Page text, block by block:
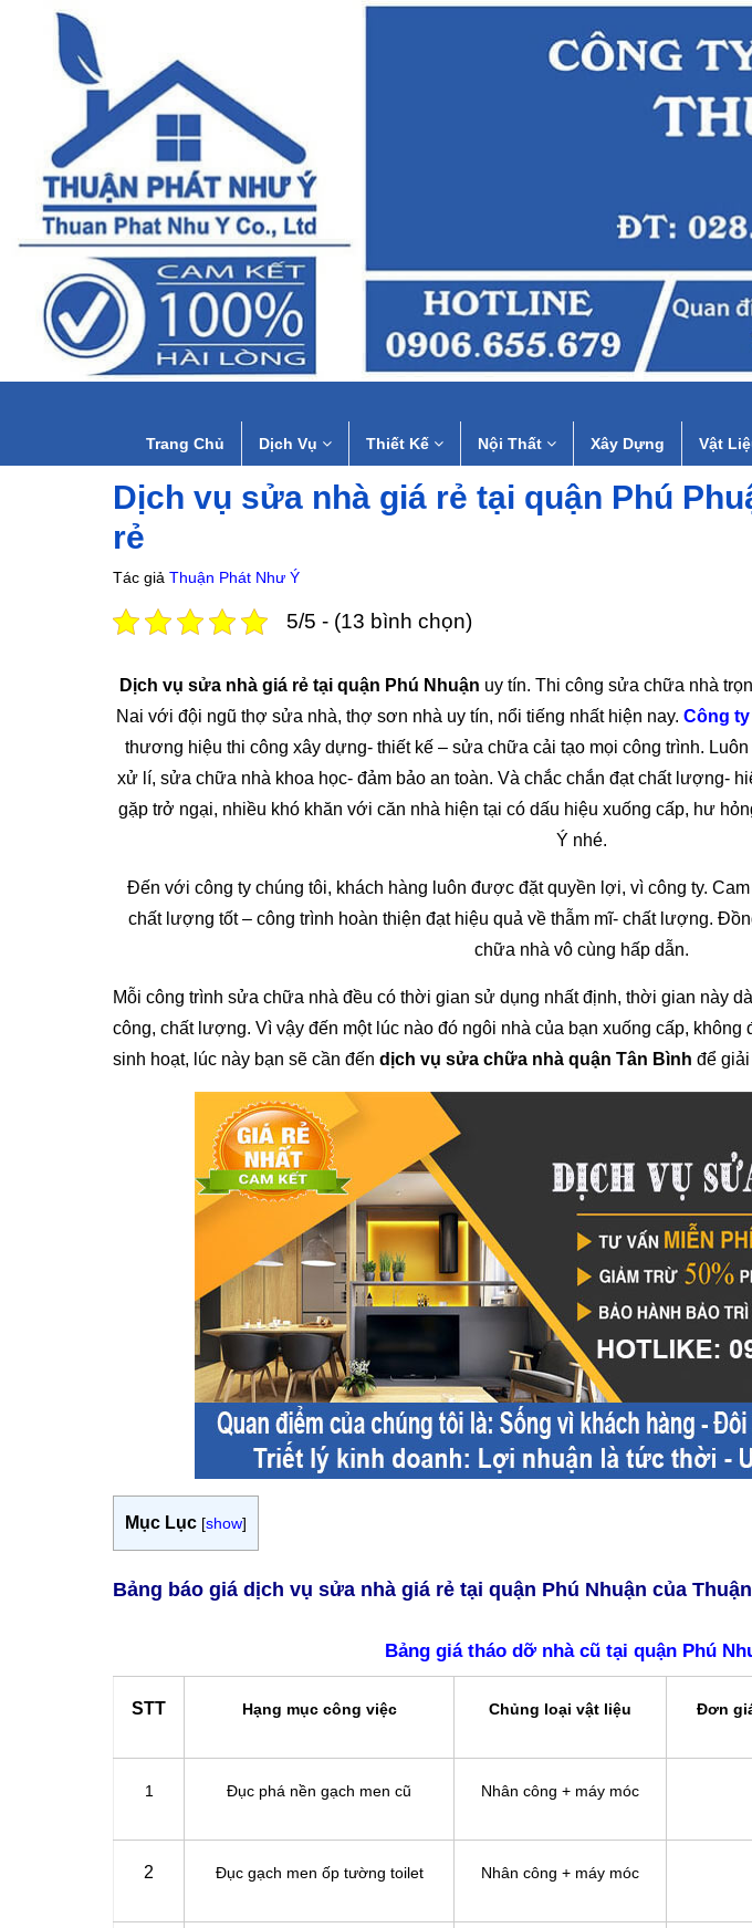
Trang Chủ Dịch Vụ Thiết Kế Nội Thất Xây Dựng Vật
Dịch vụ sửa nhà giá rẻ tại quận Phú
rẻ
Tác giả Thuận Phát Như Ý
5/5 - (13 bình chọn)
Dịch vụ sửa nhà giá rẻ tại quận Phú Nhuận uy tín. Thi công sửa chữa nhà
Nai với đội ngũ thợ sửa nhà, thợ sơn nhà uy tín, nổi tiếng nhất hiện nay. Công
thương hiệu thi công xây dựng- thiết kế – sửa chữa cải tạo mọi công trình.
xử lí, sửa chữa nhà khoa học- đảm bảo an toàn. Và chắc chắn đạt chất lượng-
gặp trở ngại, nhiều khó khăn với căn nhà hiện tại có dấu hiệu xuống cấp, hư
Ý nhé.
Đến với công ty chúng tôi, khách hàng luôn được đặt quyền lợi, vì công ty.
chất lượng tốt – công trình hoàn thiện đạt hiệu quả về thẫm mĩ- chất lượng.
chữa nhà vô cùng hấp dẫn.
Mỗi công trình sửa chữa nhà đều có thời gian sử dụng nhất định, thời gian này
công, chất lượng. Vì vậy đến một lúc nào đó ngôi nhà của bạn xuống cấp, không
sinh hoạt, lúc này bạn sẽ cần đến dịch vụ sửa chữa nhà quận Tân Bình để
Mục Lục [show]
Bảng báo giá dịch vụ sửa nhà giá rẻ tại quận Phú Nhuận của
Bảng giá tháo dỡ nhà cũ tại quận Phú
STT Hạng mục công việc Chủng loại vật liệu Đơn
1 Đục phá nền gạch men cũ Nhân công + máy móc
2 Đục gạch men ốp tường toilet Nhân công + máy móc